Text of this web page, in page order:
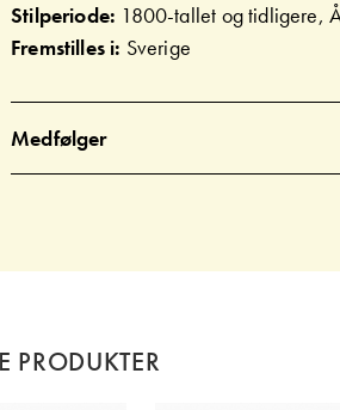
Stilperiode: 1800-tallet og tidligere,
Fremstilles i: Sverige
Medfølger
PRODUKTER